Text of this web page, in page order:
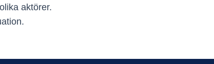
aktörer.